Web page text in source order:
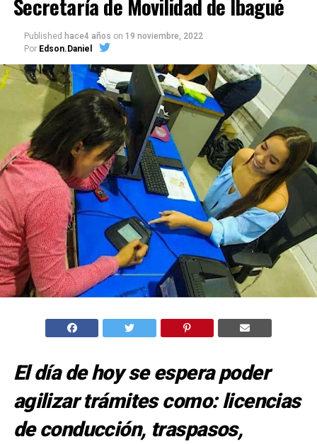
Secretaría de Movilidad de Ibagué
Published hace4 años on 19 noviembre, 2022
Por Edson.Daniel
El día de hoy se espera poder
agilizar trámites como: licencias
de conducción, traspasos,